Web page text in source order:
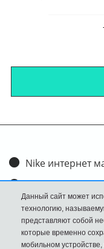
Nike интернет
Доставка и
Обмен и
Размеры
Данный сайт может
технологию,
представляют собой
которые временно
мобильном